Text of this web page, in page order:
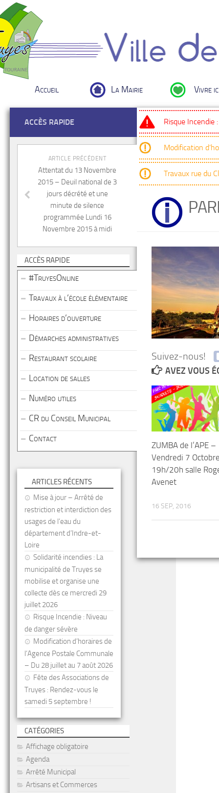
Accueil La Mairie Vivre
Risque Incendie
Modification
Travaux rue du
Suivez-nous!
AVEZ VOUS
ZUMBA de l’APE –
Vendredi 7
19h/20h salle
Avenet
16 SEP, 2016
ACCÈS RAPIDE
ARTICLE PRÉCÉDENT
Attentat du 13 Novembre
2015 – Deuil national de 3
jours décrété et une
minute de silence
programmée Lundi 16
Novembre 2015 à midi
ACCÈS RAPIDE
#TruyesOnline
Travaux à l’école élémentaire
Horaires d’ouverture
Démarches administratives
Restaurant scolaire
Location de salles
Numéro utiles
CR du Conseil Municipal
Contact
ARTICLES RÉCENTS
Mise à jour – Arrêté de
restriction et interdiction des
usages de l’eau du
département d’Indre-et-
Loire
Solidarité incendies : La
municipalité de Truyes se
mobilise et organise une
collecte dès ce mercredi 29
juillet 2026
Risque Incendie : Niveau
de danger sévère
Modification d’horaires de
l’Agence Postale Communale
– Du 28 juillet au 7 août 2026
Fête des Associations de
Truyes : Rendez-vous le
samedi 5 septembre !
CATÉGORIES
Affichage obligatoire
Agenda
Arrêté Municipal
Artisans et Commerces